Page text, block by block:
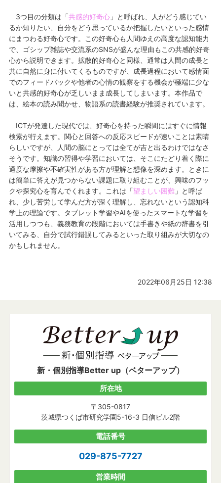
3つ目の分類は「共感的好奇心」と呼ばれ、人がどう感じてい
るか知りたい、自分をどう思っているか把握したいといった感情
にまつわる好奇心です。この好奇心も人間ゆえの高度な認知能力
で、ゴシップ雑誌や交流系のSNSが盛んな理由もこの共感的好奇
心から説明できます。拡散的好奇心と同様、通常は人間の成長と
共に自然に身に付いてくるものですが、成長過程において感情面
でのフィードバックや他者の心情の観察をする機会が極端に少な
いと共感的好奇心が乏しいまま成長してしまいます。本作品で
は、絵本の読み聞かせ、物語系の読書経験が推奨されています。
ICTが発達した現代では、好奇心を持った瞬間にはすぐに情報
検索が行えます。関心と回答への反応スピードが速いことは素晴
らしいですが、人間の脳にとっては全てが吉と出るわけではなさ
そうです。知識の習得や学習においては、そこにたどり着く際に
適度な摩擦や不確実性がある方が理解と想像を深めます。ときに
は簡単に答えが見つからない課題に取り組むことが、興味のフッ
クや探究心を育んでくれます。これは「望ましい困難」と呼ば
れ、少し苦労して学んだ方が深く理解し、忘れないという認知科
学上の理論です。タブレット学習やAIを使ったスマートな学習を
活用しつつも、義務教育の段階においては手書きや紙の辞書を引
いてみる、自分で試行錯誤してみるといった取り組みが大切なの
かもしれません。
2022年06月25日 12:38
新・個別指導Better up（ベターアップ）
所在地
〒305-0817
茨城県つくば市研究学園5-16-3 日信ビル2階
電話番号
029-875-7727
営業時間